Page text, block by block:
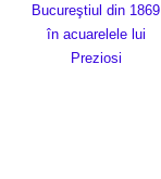
Bucureştiul din 1869
în acuarelele lui
Preziosi